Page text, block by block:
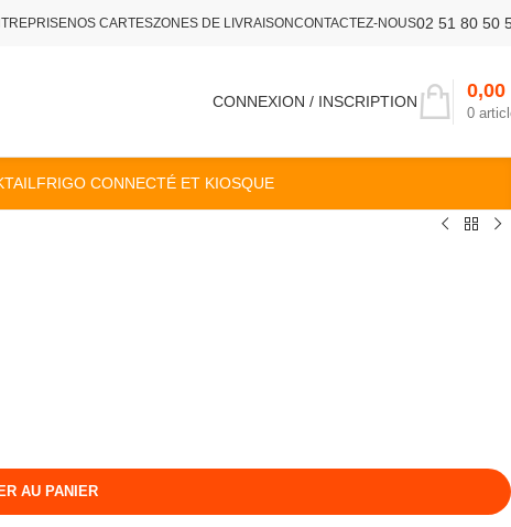
NOS CARTESZONES DE LIVRAISONCONTACTEZ-NOUS02 51 80 50
CONNEXION / INSCRIPTION
0
0,00
FRIGO CONNECTÉ ET KIOSQUE
AU PANIER